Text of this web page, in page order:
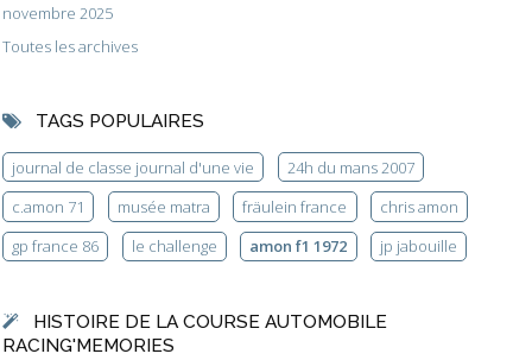
novembre 2025
Toutes les archives
TAGS POPULAIRES
journal de classe journal d'une vie
24h du mans 2007
c.amon 71
musée matra fräulein france
chris amon
gp france 86
le challenge amon f1 1972 jp jabouille
HISTOIRE DE LA COURSE AUTOMOBILE
RACING'MEMORIES